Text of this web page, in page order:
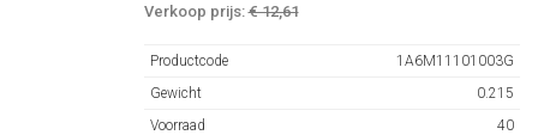
Verkoop prijs:€ 12,61
Productcode
1A6M11101003G
Gewicht
0.215
Voorraad
40